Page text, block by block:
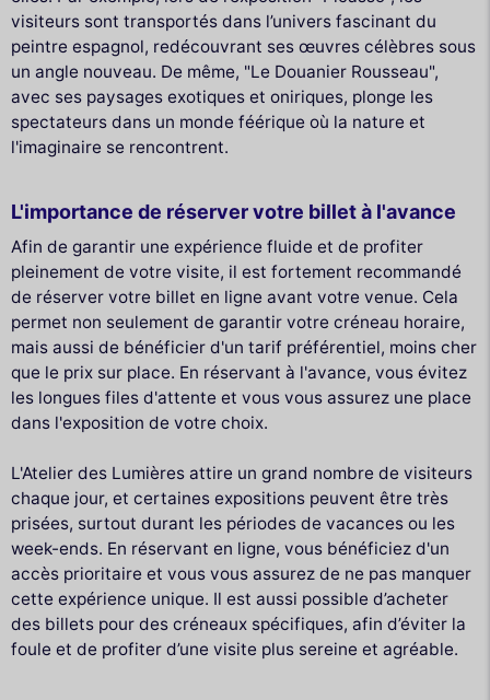
visiteurs sont transportés dans l’univers fascinant du
peintre espagnol, redécouvrant ses œuvres célèbres sous
un angle nouveau. De même, "Le Douanier Rousseau",
avec ses paysages exotiques et oniriques, plonge les
spectateurs dans un monde féérique où la nature et
l'imaginaire se rencontrent.
L'importance de réserver votre billet à l'avance
Afin de garantir une expérience fluide et de profiter
pleinement de votre visite, il est fortement recommandé
de réserver votre billet en ligne avant votre venue. Cela
permet non seulement de garantir votre créneau horaire,
mais aussi de bénéficier d'un tarif préférentiel, moins cher
que le prix sur place. En réservant à l'avance, vous évitez
les longues files d'attente et vous vous assurez une place
dans l'exposition de votre choix.
L'Atelier des Lumières attire un grand nombre de visiteurs
chaque jour, et certaines expositions peuvent être très
prisées, surtout durant les périodes de vacances ou les
week-ends. En réservant en ligne, vous bénéficiez d'un
accès prioritaire et vous vous assurez de ne pas manquer
cette expérience unique. Il est aussi possible d’acheter
des billets pour des créneaux spécifiques, afin d’éviter la
foule et de profiter d’une visite plus sereine et agréable.